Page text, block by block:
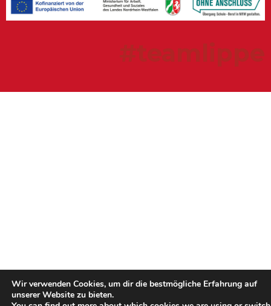
#teamlippe
Wir verwenden Cookies, um dir die bestmögliche Erfahrung auf
unserer Website zu bieten.